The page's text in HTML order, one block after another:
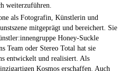
weiterzuführen.
als Fotografin, Künstlerin und
mitgeprägt und bereichert. Sie
Honey-Suckle
Team oder Stereo Total hat sie
entwickelt und realisiert. Als
Kosmos erschaffen. Auch